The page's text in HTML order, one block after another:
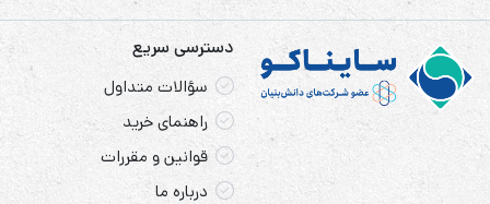
دسترسی سریع
سؤالات متداول
راهنمای خرید
قوانین و مقررات
درباره ما